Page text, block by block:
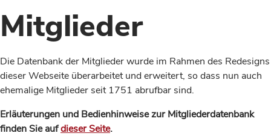
Mitglieder
Die Datenbank der Mitglieder wurde im Rahmen des Redesigns
dieser Webseite überarbeitet und erweitert, so dass nun auch
ehemalige Mitglieder seit 1751 abrufbar sind.
Erläuterungen und Bedienhinweise zur Mitgliederdatenbank
finden Sie aufdieser Seite.